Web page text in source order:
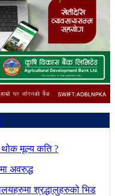
मूल्य कति ?
अवरुद्ध
श्रद्धालुहरुको भिड